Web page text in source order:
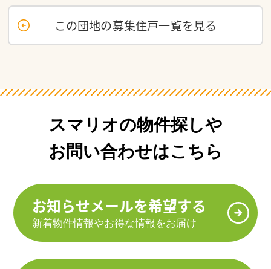
この団地の募集住戸一覧を見る
スマリオの物件探しや
お問い合わせはこちら
お知らせメールを希望する
新着物件情報やお得な情報をお届け